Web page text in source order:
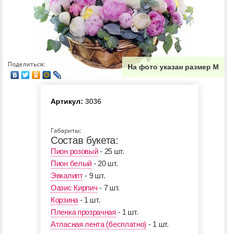
На фото указан размер М
Поделиться:
Артикул: 3036
Габариты:
Состав букета:
Пион розовый- 25 шт.
Пион белый - 20 шт.
Эвкалипт- 9 шт.
Оазис Кирпич - 7 шт.
Корзина- 1 шт.
Пленка прозрачная - 1 шт.
Атласная лента (бесплатно) - 1 шт.